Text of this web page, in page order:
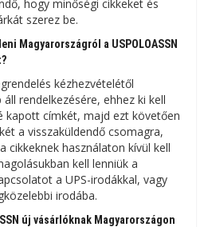
hogy minőségi cikkeket és
szerez be.
Magyarországról a USPOLOASSN
kézhezvételétől
rendelkezésére, ehhez ki kell
kapott címkét, majd ezt követően
a visszaküldendő csomagra,
cikkeknek használaton kívül kell
kell lenniük a
a UPS-irodákkal, vagy
irodába.
új vásárlóknak Magyarországon